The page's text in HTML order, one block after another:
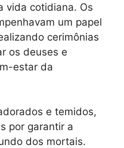
vida cotidiana. Os
um papel
cerimônias
os deuses e
estar da
e temidos,
por garantir a
dos mortais.